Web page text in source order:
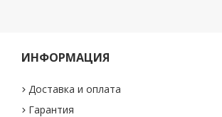
ИНФОРМАЦИЯ
Доставка и оплата
Гарантия